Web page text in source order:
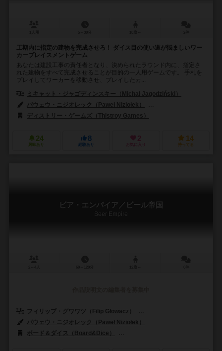
工期内に指定の建物を完成させろ！ ダイス目の使い道が悩ましいワー
カープレイスメントゲーム
あなたは建設工事の責任者となり、決められたラウンド内に、指定さ
れた建物をすべて完成させることが目的の一人用ゲームです。 手札を
プレイしてワーカーを移動させ、プレイしたカ...
ミキャット・ジャゴディンスキー（Michał Jagodziński）
パウェウ・ニジオレック（Paweł Niziołek）
ディストリー・ゲームズ（Thistroy Games）
24
興味あり
8
経験あり
2
お気に入り
14
持ってる
ビア・エンパイア／ビール帝国
Beer Empire
フィリップ・グワワツ（Filip Głowacz）
パウェウ・ニジオレック（Paweł Niziołek）
ボード＆ダイス（Board&Dice）